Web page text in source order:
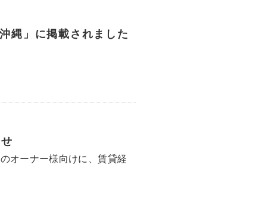
縄」に掲載されました
オーナー様向けに、賃貸経